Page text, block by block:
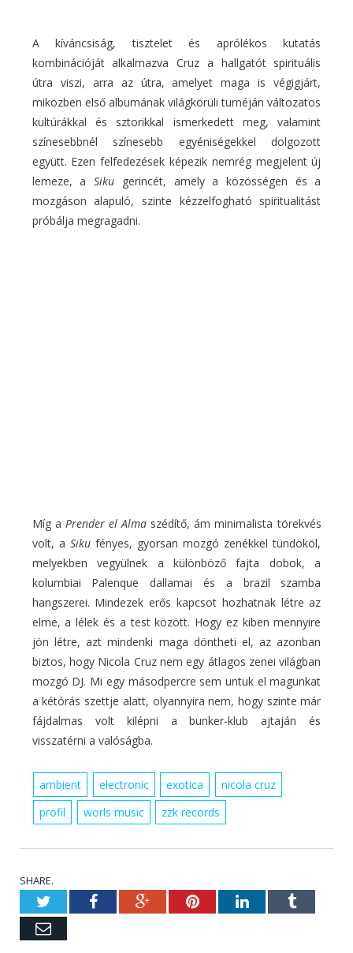
A kíváncsiság, tisztelet és aprólékos kutatás
kombinációját alkalmazva Cruz a hallgatót spirituális
útra viszi, arra az útra, amelyet maga is végigjárt,
miközben első albumának világkörüli turnéján változatos
kultúrákkal és sztorikkal ismerkedett meg, valamint
színesebbnél színesebb egyéniségekkel dolgozott
együtt. Ezen felfedezések képezik nemrég megjelent új
lemeze, aSiku gerincét, amely a közösségen és a
mozgáson alapuló, szinte kézzelfogható spiritualitást
próbálja megragadni.
Míg a Prender el Alma szédítő, ám minimalista törekvés
volt, a Sikufényes, gyorsan mozgó zenékkel tündököl,
melyekben vegyülnek a különböző fajta dobok, a
kolumbiai Palenque dallamai és a brazil szamba
hangszerei. Mindezek erős kapcsot hozhatnak létre az
elme, a lélek és a test között. Hogy ez kiben mennyire
jön létre, azt mindenki maga döntheti el, az azonban
biztos, hogy Nicola Cruz nem egy átlagos zenei világban
mozgó DJ. Mi egy másodpercre sem untuk el magunkat
a kétórás szettje alatt, olyannyira nem, hogy szinte már
fájdalmas volt kilépni a bunker-klub ajtaján és
visszatérni a valóságba.
ambient electronic exotica
nicola cruz
profil
worls music zzk records
SHARE.
TwitterFacebookGoogle+PinterestLinkedInTumblr
Email